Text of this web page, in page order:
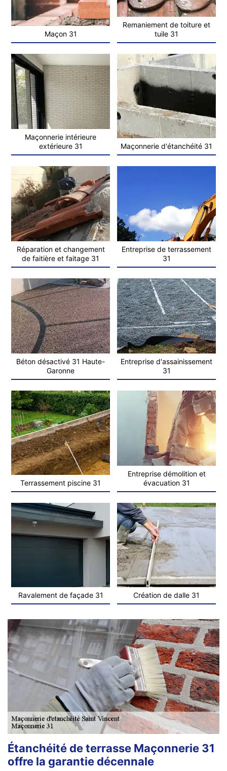
Maçon 31
Remaniement de toiture et
tuile 31
Maçonnerie intérieure
extérieure 31
Maçonnerie d'étanchéité 31
Réparation et changement
de faitière et faitage 31
Entreprise de terrassement
31
Béton désactivé 31 Haute-
Garonne
Entreprise d'assainissement
31
Terrassement piscine 31
Entreprise démolition et
évacuation 31
Ravalement de façade 31 Création de dalle 31
Étanchéité de terrasse Maçonnerie 31
offre la garantie décennale